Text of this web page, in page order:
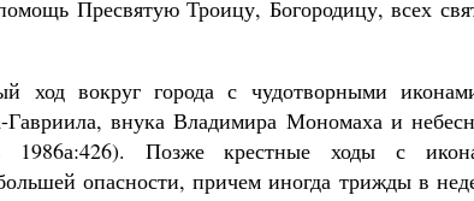
Пресвятую Троицу, Богородицу, всех
ход вокруг города с чудотворными
внука Владимира Мономаха и
1986а:426). Позже крестные ходы с
опасности, причем иногда трижды в